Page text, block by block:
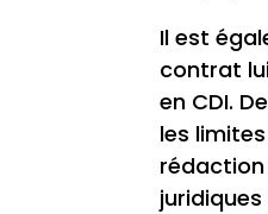
Il est
contrat
en CDI.
les